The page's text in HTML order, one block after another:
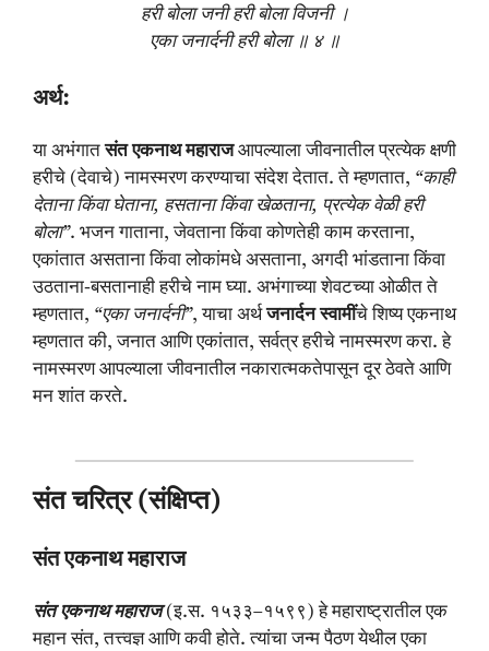
हरी बोला जनी हरी बोला विजनी ।
एका जनार्दनी हरी बोला ॥ ४ ॥
अर्थ:
या अभंगातसंत एकनाथ महाराजआपल्याला जीवनातील प्रत्येक क्षणी
हरीचे (देवाचे) नामस्मरण करण्याचा संदेश देतात. ते म्हणतात, “काही
देताना किंवा घेताना, हसताना किंवा खेळताना, प्रत्येक वेळी हरी
बोला”. भजन गाताना, जेवताना किंवा कोणतेही काम करताना,
एकांतात असताना किंवा लोकांमधे असताना, अगदी भांडताना किंवा
उठताना-बसतानाही हरीचे नाम घ्या. अभंगाच्या शेवटच्या ओळीत ते
म्हणतात, “एका जनार्दनी”, याचा अर्थजनार्दन स्वामींचे शिष्य एकनाथ
म्हणतात की, जनात आणि एकांतात, सर्वत्र हरीचे नामस्मरण करा. हे
नामस्मरण आपल्याला जीवनातील नकारात्मकतेपासून दूर ठेवते आणि
मन शांत करते.
संत चरित्र (संक्षिप्त)
संत एकनाथ महाराज
संत एकनाथ महाराज(इ.स. १५३३–१५९९) हे महाराष्ट्रातील एक
महान संत, तत्त्वज्ञ आणि कवी होते. त्यांचा जन्म पैठण येथील एका